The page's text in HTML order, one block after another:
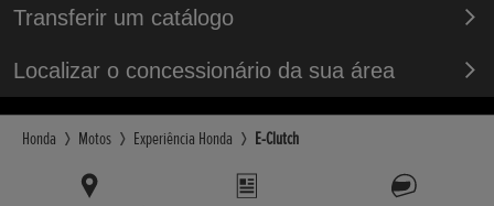
Transferir um catálogo
Localizar o concessionário da sua área
Honda Motos Experiência Honda E-Clutch